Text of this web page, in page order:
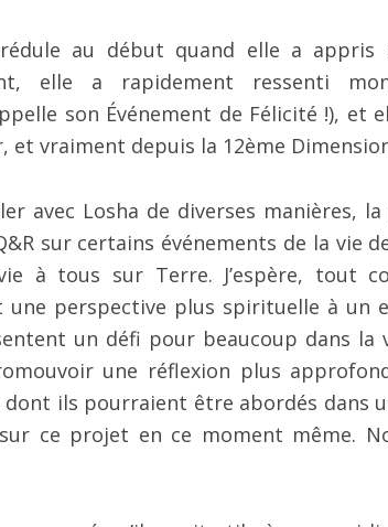
au début quand elle a
elle a rapidement ressenti
son Événement de Félicité !), et
vraiment depuis la 12ème
avec Losha de diverses manières,
sur certains événements de la vie
à tous sur Terre. J’espère, tout
une perspective plus spirituelle à un
un défi pour beaucoup dans la
une réflexion plus
dont ils pourraient être abordés dans
ce projet en ce moment même.